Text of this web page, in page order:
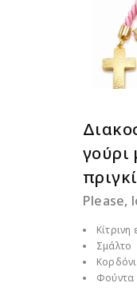
γούρι
Please,
Κίτρινη
Σμάλτο
Φούντα